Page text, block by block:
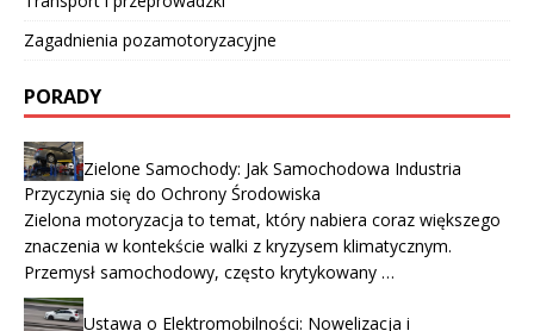
Zagadnienia pozamotoryzacyjne
PORADY
Zielone Samochody: Jak Samochodowa Industria
Przyczynia się do Ochrony Środowiska
Zielona motoryzacja to temat, który nabiera coraz większego
znaczenia w kontekście walki z kryzysem klimatycznym.
Przemysł samochodowy, często krytykowany …
Ustawa o Elektromobilności: Nowelizacja i